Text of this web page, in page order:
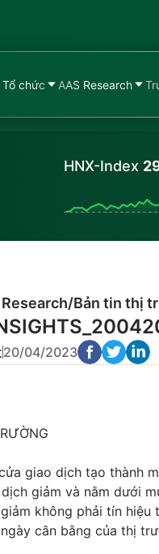
chức AAS Research
HNX-Index
/Bản tin thị
20/04/2023
giao dịch tạo thành
giảm và nằm dưới
không phải tín
cân bằng của thị